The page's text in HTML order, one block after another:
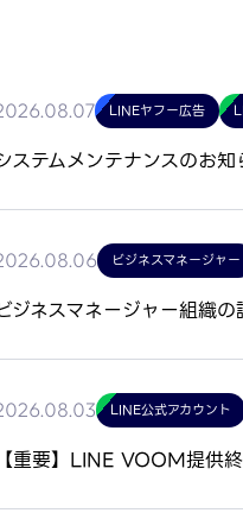
LINEヤフー広告
ステムメンテナンスの
ビジネスマネージャー
ジネスマネージャー組織
LINE公式アカウント
【重要】LINE VOOM提供